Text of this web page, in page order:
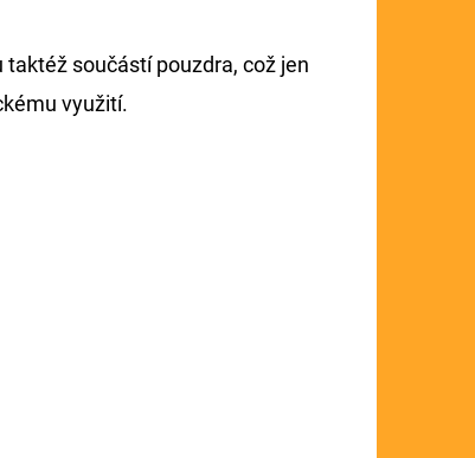
součástí pouzdra, což jen
využití.